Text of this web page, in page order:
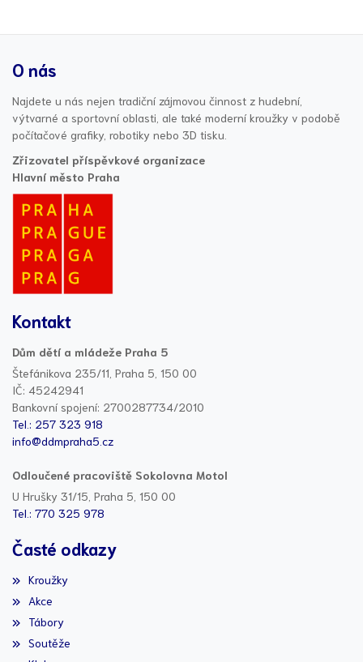
O nás
Najdete u nás nejen tradiční zájmovou činnost z hudební,
výtvarné a sportovní oblasti, ale také moderní kroužky v podobě
počítačové grafiky, robotiky nebo 3D tisku.
Zřizovatel příspěvkové organizace
Hlavní město Praha
Kontakt
Dům dětí a mládeže Praha 5
Štefánikova 235/11, Praha 5, 150 00
IČ: 45242941
Bankovní spojení: 2700287734/2010
Tel.: 257 323 918
info@ddmpraha5.cz
Odloučené pracoviště Sokolovna Motol
U Hrušky 31/15, Praha 5, 150 00
Tel.: 770 325 978
Časté odkazy
Kroužky
Akce
Tábory
Soutěže